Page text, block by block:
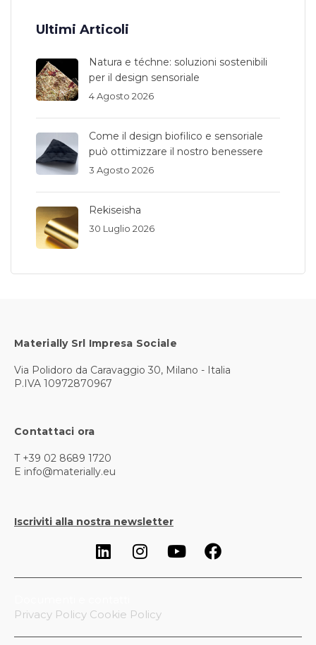
Ultimi Articoli
Natura e téchne: soluzioni sostenibili
per il design sensoriale
4 Agosto 2026
Come il design biofilico e sensoriale
può ottimizzare il nostro benessere
3 Agosto 2026
Rekiseisha
30 Luglio 2026
Materially Srl Impresa Sociale
Via Polidoro da Caravaggio 30, Milano - Italia
P.IVA 10972870967
Contattaci ora
T +39 02 8689 1720
E info@materially.eu
Iscriviti alla nostra newsletter
Privacy Policy Cookie Policy